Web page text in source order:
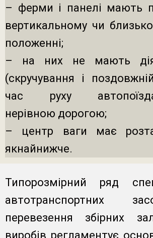
– ферми і панелі мають
вертикальному чи
положенні;
– на них не мають
(скручування і
час руху
нерівною дорогою;
– центр ваги має
якнайнижче.
Типорозмірний ряд
автотранспортних
перевезення збірних
виробів регламентує